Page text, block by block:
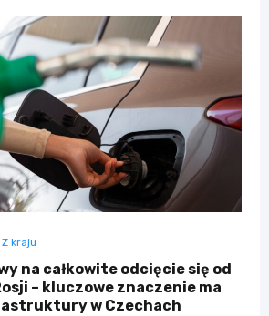
Z kraju
na całkowite odcięcie się od
– kluczowe znaczenie ma
w Czechach